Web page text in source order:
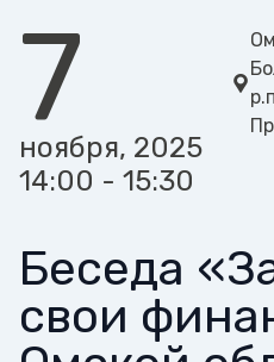
7
ноября, 2025
14:00 - 15:30
Беседа
свои